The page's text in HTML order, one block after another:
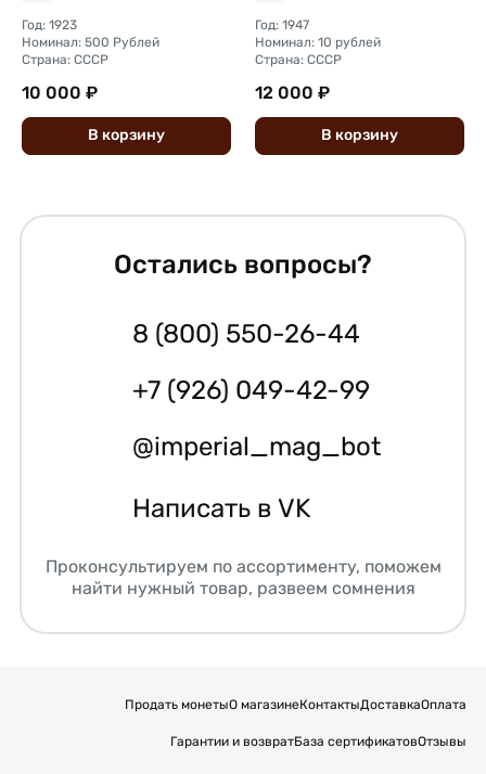
Год: 1923
Номинал: 500 Рублей
Страна: СССР
10 000 ₽
В корзину
Год: 1947
Номинал: 10 рублей
Страна: СССР
12 000 ₽
В корзину
Остались вопросы?
8 (800) 550-26-44
+7 (926) 049-42-99
@imperial_mag_bot
Написать в VK
Проконсультируем по ассортименту, поможем
найти нужный товар, развеем сомнения
Продать монетыО магазинеКонтактыДоставкаОплата
Гарантии и возвратБаза сертификатовОтзывы